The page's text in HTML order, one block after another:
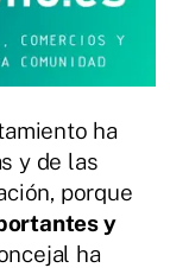
ha
y de las
porque
y
ha